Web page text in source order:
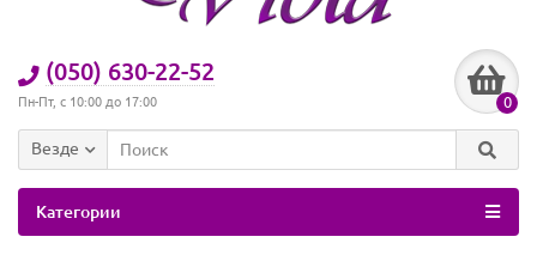
(050) 630-22-52
Пн-Пт, с 10:00 до 17:00 0
Везде
Категории